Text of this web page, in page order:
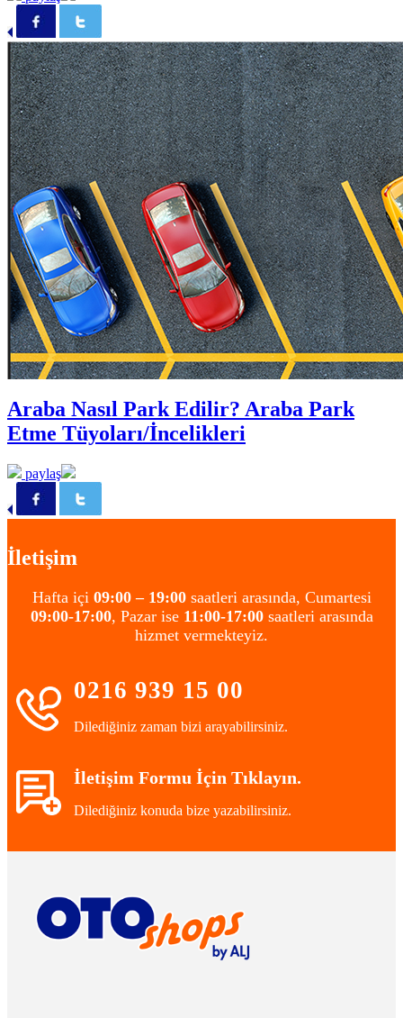
Araba Nasıl Park Edilir? Araba Park
Etme Tüyoları/İncelikleri
paylaş
İletişim
Hafta içi 09:00 – 19:00saatleri arasında, Cumartesi
09:00-17:00, Pazar ise 11:00-17:00saatleri arasında
hizmet vermekteyiz.
0216 939 15 00
Dilediğiniz zaman bizi arayabilirsiniz.
İletişim Formu İçin Tıklayın.
Dilediğiniz konuda bize yazabilirsiniz.